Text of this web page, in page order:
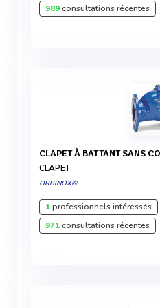
989consultations récentes
CLAPET À BATTANT SANS
CLAPET
ORBINOX®
1professionnels intéressés
971consultations récentes